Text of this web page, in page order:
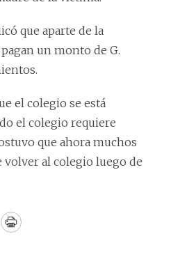
que aparte de la
un monto de G.
el colegio se está
el colegio requiere
que ahora muchos
al colegio luego de
Print